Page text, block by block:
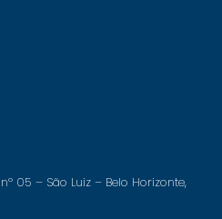
05 – São Luiz – Belo Horizonte,